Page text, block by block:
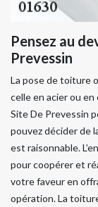
Pensez au
Prevessin
La pose de toiture
celle en acier ou
Site De Prevessin
pouvez décider de
est raisonnable.
pour coopérer et
votre faveur en
opération. La